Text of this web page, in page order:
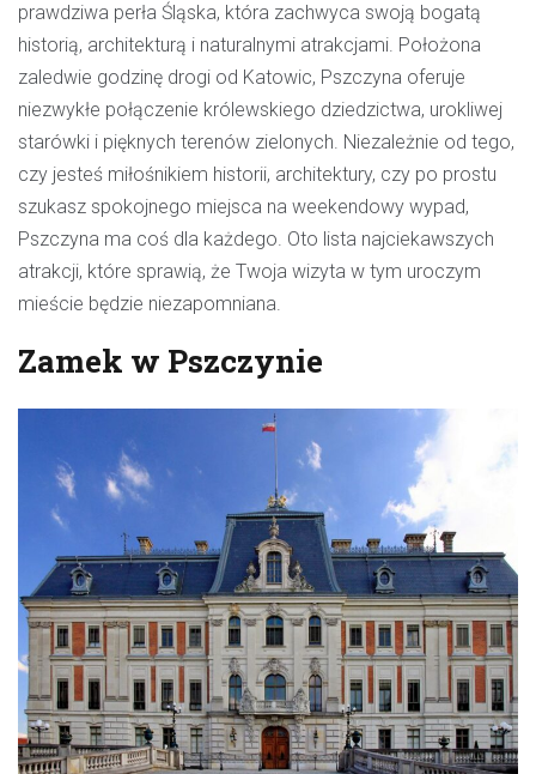
prawdziwa perła Śląska, która zachwyca swoją bogatą
historią, architekturą i naturalnymi atrakcjami. Położona
zaledwie godzinę drogi od Katowic, Pszczyna oferuje
niezwykłe połączenie królewskiego dziedzictwa, urokliwej
starówki i pięknych terenów zielonych. Niezależnie od tego,
czy jesteś miłośnikiem historii, architektury, czy po prostu
szukasz spokojnego miejsca na weekendowy wypad,
Pszczyna ma coś dla każdego. Oto lista najciekawszych
atrakcji, które sprawią, że Twoja wizyta w tym uroczym
mieście będzie niezapomniana.
Zamek w Pszczynie